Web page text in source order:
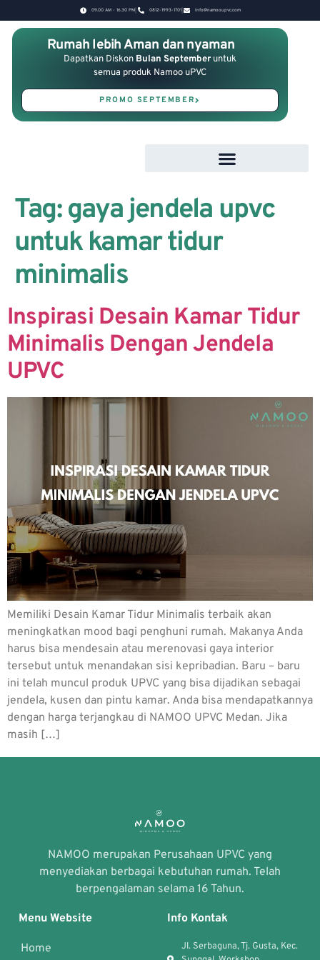
09.00 AM - 16.30 PM 0812-1993-1701 Info@namooupvc.com
Rumah lebih Aman dan nyaman
Dapatkan Diskon Bulan September untuk
semua produk Namoo uPVC
PROMO SEPTEMBER
Tag:gaya jendela upvc
untuk kamar tidur
minimalis
Inspirasi Desain Kamar Tidur
Minimalis Dengan Jendela
UPVC
Memiliki Desain Kamar Tidur Minimalis terbaik akan
meningkatkan mood bagi penghuni rumah. Makanya Anda
harus bisa mendesain atau merenovasi gaya interior
tersebut untuk menandakan sisi kepribadian. Baru – baru
ini telah muncul produk UPVC yang bisa dijadikan sebagai
jendela, kusen dan pintu kamar. Anda bisa mendapatkannya
dengan harga terjangkau di NAMOO UPVC Medan. Jika
masih […]
NAMOO merupakan Perusahaan UPVC yang
menyediakan berbagai kebutuhan rumah. Telah
berpengalaman selama 16 Tahun.
Menu Website
Home
Info Kontak
Jl. Serbaguna, Tj. Gusta, Kec.